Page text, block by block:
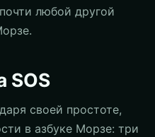
любой другой
SOS
своей простоте,
в азбуке Морзе: три